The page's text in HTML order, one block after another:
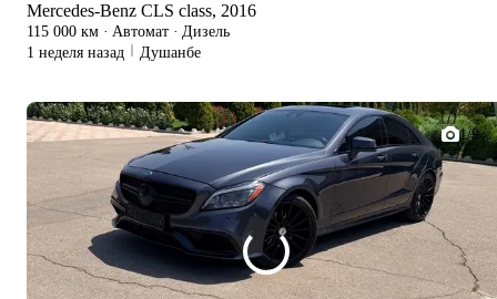
Mercedes-Benz CLS class, 2016
115 000 км · Автомат · Дизель
1 неделя назад
Душанбе
1/9